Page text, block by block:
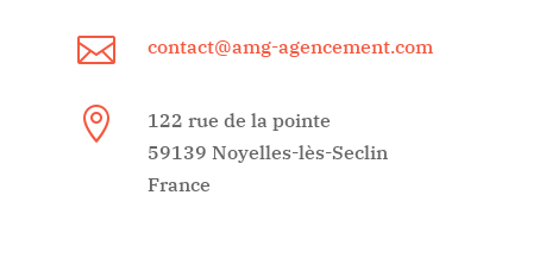
 contact@amg-agencement.com

122 rue de la pointe
59139 Noyelles-lès-Seclin
France